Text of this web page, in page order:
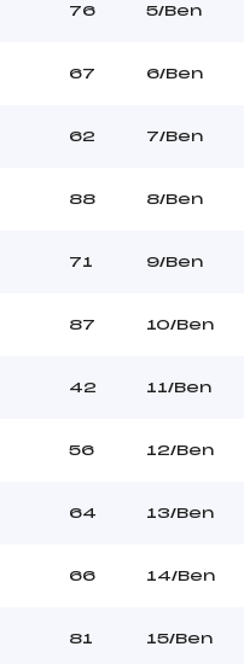
76 5/Ben
67 6/Ben
62 7/Ben
88 8/Ben
71 9/Ben
87 10/Ben
42 11/Ben
56 12/Ben
64 13/Ben
66 14/Ben
81 15/Ben